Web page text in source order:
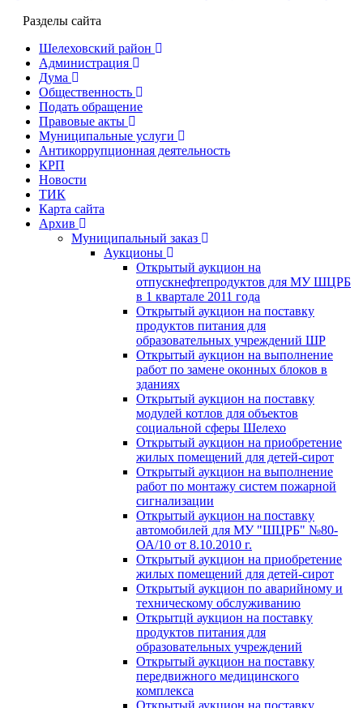
Разделы сайта
Шелеховский район
Администрация
Дума
Общественность
Подать обращение
Правовые акты
Муниципальные услуги
Антикоррупционная деятельность
КРП
Новости
ТИК
Карта сайта
Архив
Муниципальный заказ
Аукционы
Открытый аукцион на
отпускнефтепродуктов для МУ ШЦРБ
в 1 квартале 2011 года
Открытый аукцион на поставку
продуктов питания для
образовательных учреждений ШР
Открытый аукцион на выполнение
работ по замене оконных блоков в
зданиях
Открытый аукцион на поставку
модулей котлов для объектов
социальной сферы Шелехо
Открытый аукцион на приобретение
жилых помещений для детей-сирот
Открытый аукцион на выполнение
работ по монтажу систем пожарной
сигнализации
Открытый аукцион на поставку
автомобилей для МУ "ШЦРБ" №80-
ОА/10 от 8.10.2010 г.
Открытый аукцион на приобретение
жилых помещений для детей-сирот
Открытый аукцион по аварийному и
техническому обслуживанию
Открытцй аукцион на поставку
продуктов питания для
образовательных учреждений
Открытый аукцион на поставку
передвижного медицинского
комплекса
Открытый аукцион на поставку